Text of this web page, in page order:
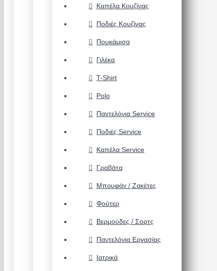
Καπέλα Κουζίνας
Ποδιές Κουζίνας
Πουκάμισα
Γιλέκα
T-Shirt
Polo
Παντελόνια Service
Ποδιές Service
Καπέλα Service
Γραβάτα
Μπουφάν / Ζακέτες
Φούτερ
Βερμούδες / Σορτς
Παντελόνια Εργασίας
Ιατρικά